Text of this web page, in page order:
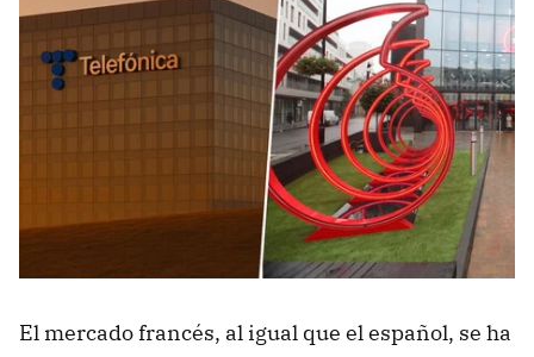
El mercado francés, al igual que el español, se ha